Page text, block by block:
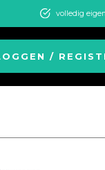
volledig
/